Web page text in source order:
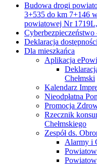
Budowa drogi
3+535 do km 7+146
powiatowej Nr
Deklaracja dostępności
Dla mieszkańca
Aplikacja
Chełmski
Kalendarz
Nieodpłatna
Promocja
Rzecznik
Chełmskiego
Zespół ds.
Alarmy i